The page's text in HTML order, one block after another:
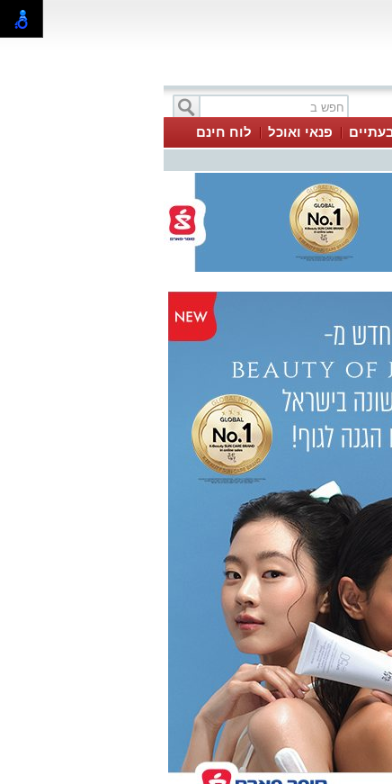
פנאי ואוכל לוח חינם